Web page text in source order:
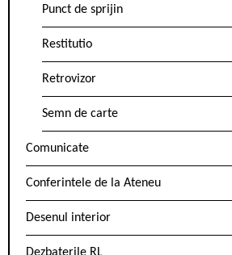
Punct de sprijin
Restitutio
Retrovizor
Semn de carte
Comunicate
Conferintele de la Ateneu
Desenul interior